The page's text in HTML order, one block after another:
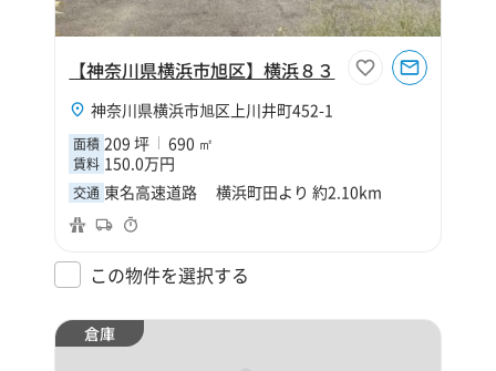
【神奈川県横浜市旭区】横浜８３
神奈川県横浜市旭区上川井町452-1
面積 209 坪 690 ㎡
賃料 150.0万円
交通 東名高速道路 横浜町田より 約2.10km
この物件を選択する
倉庫